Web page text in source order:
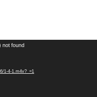
not found
1-4-1.m4v?_=1